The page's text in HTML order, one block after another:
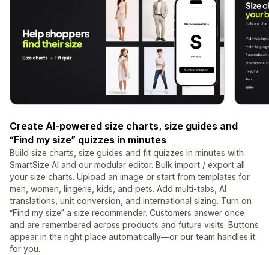
Create AI-powered size charts, size guides and
“Find my size” quizzes in minutes
Build size charts, size guides and fit quizzes in minutes with
SmartSize AI and our modular editor. Bulk import / export all
your size charts. Upload an image or start from templates for
men, women, lingerie, kids, and pets. Add multi-tabs, AI
translations, unit conversion, and international sizing. Turn on
“Find my size” a size recommender. Customers answer once
and are remembered across products and future visits. Buttons
appear in the right place automatically—or our team handles it
for you.